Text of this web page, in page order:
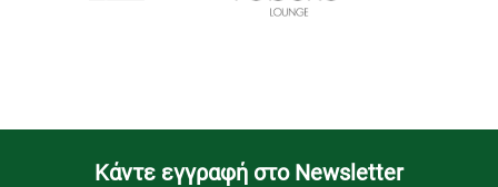
Kάντε εγγραφή στο Newsletter